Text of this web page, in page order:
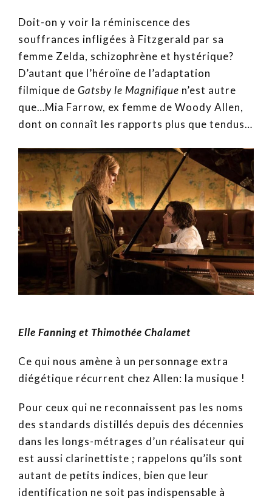
Doit-on y voir la réminiscence des
souffrances infligées à Fitzgerald par sa
femme Zelda, schizophrène et hystérique?
D’autant que l’héroïne de l’adaptation
filmique de Gatsby le Magnifique n’est autre
que…Mia Farrow, ex femme de Woody Allen,
dont on connaît les rapports plus que tendus…
Elle Fanning et Thimothée Chalamet
Ce qui nous amène à un personnage extra
diégétique récurrent chez Allen: la musique !
Pour ceux qui ne reconnaissent pas les noms
des standards distillés depuis des décennies
dans les longs-métrages d’un réalisateur qui
est aussi clarinettiste ; rappelons qu’ils sont
autant de petits indices, bien que leur
identification ne soit pas indispensable à